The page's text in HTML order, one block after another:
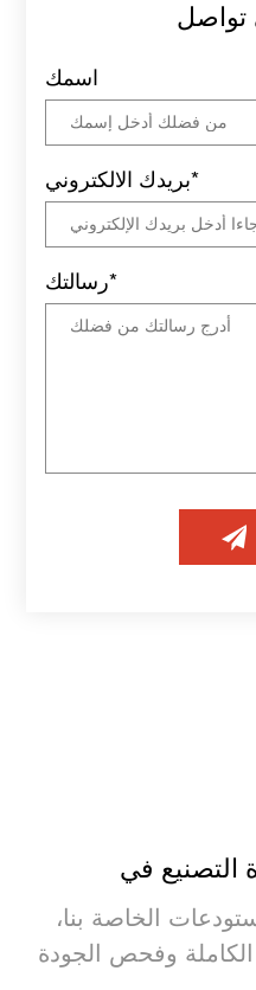
تواصل
اسمك
بريدك الالكتروني*
رسالتك*
الخاصة بنا،